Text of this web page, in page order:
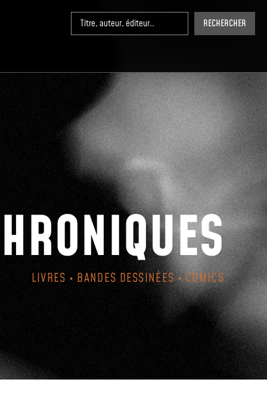
RECHERCHER
LIVRES • BANDES DESSINÉES • COMICS